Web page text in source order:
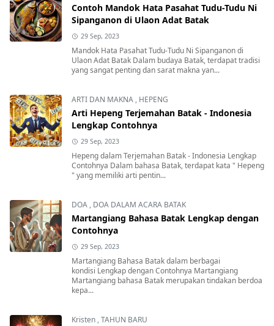
Contoh Mandok Hata Pasahat Tudu-Tudu Ni
Sipanganon di Ulaon Adat Batak
29 Sep, 2023
Mandok Hata Pasahat Tudu-Tudu Ni Sipanganon di
Ulaon Adat Batak Dalam budaya Batak, terdapat tradisi
yang sangat penting dan sarat makna yan...
ARTI DAN MAKNA , HEPENG
Arti Hepeng Terjemahan Batak - Indonesia
Lengkap Contohnya
29 Sep, 2023
Hepeng dalam Terjemahan Batak - Indonesia Lengkap
Contohnya Dalam bahasa Batak, terdapat kata " Hepeng
" yang memiliki arti pentin...
DOA , DOA DALAM ACARA BATAK
Martangiang Bahasa Batak Lengkap dengan
Contohnya
29 Sep, 2023
Martangiang Bahasa Batak dalam berbagai
kondisi Lengkap dengan Contohnya Martangiang
Martangiang bahasa Batak merupakan tindakan berdoa
kepa...
Kristen ,TAHUN BARU